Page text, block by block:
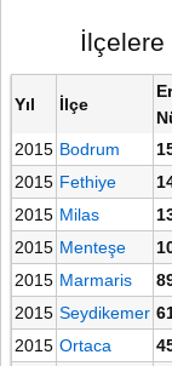
Yıl İlçe
2015 Bodrum
2015 Fethiye
2015 Milas
2015 Menteşe
2015 Marmaris
2015 Seydikemer
2015 Ortaca